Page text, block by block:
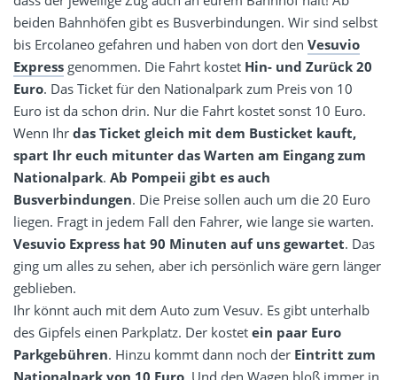
beiden Bahnhöfen gibt es Busverbindungen. Wir sind selbst
bis Ercolaneo gefahren und haben von dort den Vesuvio
Express genommen. Die Fahrt kostet Hin- und Zurück 20
Euro. Das Ticket für den Nationalpark zum Preis von 10
Euro ist da schon drin. Nur die Fahrt kostet sonst 10 Euro.
Wenn Ihr das Ticket gleich mit dem Busticket kauft,
spart Ihr euch mitunter das Warten am Eingang zum
Nationalpark. Ab Pompeii gibt es auch
Busverbindungen. Die Preise sollen auch um die 20 Euro
liegen. Fragt in jedem Fall den Fahrer, wie lange sie warten.
Vesuvio Express hat 90 Minuten auf uns gewartet. Das
ging um alles zu sehen, aber ich persönlich wäre gern länger
geblieben.
Ihr könnt auch mit dem Auto zum Vesuv. Es gibt unterhalb
des Gipfels einen Parkplatz. Der kostet ein paar Euro
Parkgebühren. Hinzu kommt dann noch der Eintritt zum